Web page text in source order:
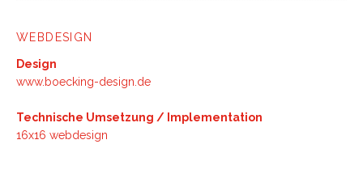
WEBDESIGN
Design
www.boecking-design.de
Technische Umsetzung / Implementation
16x16 webdesign